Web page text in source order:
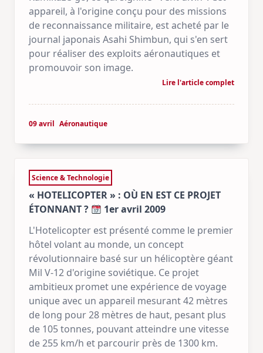
appareil, à l'origine conçu pour des missions
de reconnaissance militaire, est acheté par le
journal japonais Asahi Shimbun, qui s'en sert
pour réaliser des exploits aéronautiques et
promouvoir son image.
Lire l'article complet
09 avril Aéronautique
Science & Technologie
« HOTELICOPTER » : OÙ EN EST CE PROJET
ÉTONNANT ?
1er avril 2009
L'Hotelicopter est présenté comme le premier
hôtel volant au monde, un concept
révolutionnaire basé sur un hélicoptère géant
Mil V-12 d'origine soviétique. Ce projet
ambitieux promet une expérience de voyage
unique avec un appareil mesurant 42 mètres
de long pour 28 mètres de haut, pesant plus
de 105 tonnes, pouvant atteindre une vitesse
de 255 km/h et parcourir près de 1300 km.